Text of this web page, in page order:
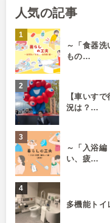
人気の記事
～「食器
もの…
【車いす
況は？…
～「入浴
い、疲…
多機能トイ